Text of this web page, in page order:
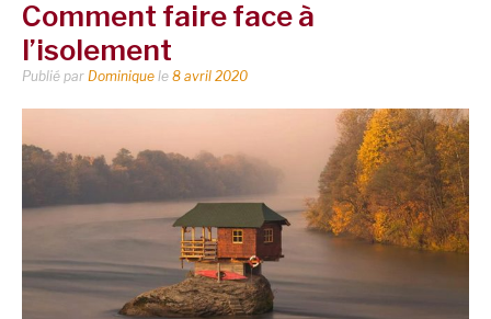
Comment faire face à
l’isolement
Publié par Dominique le 8 avril 2020